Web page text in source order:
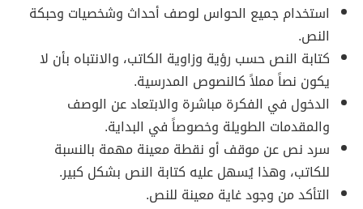
استخدام جميع الحواس لوصف أحداث وشخصيات وحبكة
النص.
كتابة النص حسب رؤية وزاوية الكاتب، والانتباه بأن لا
يكون نصاً مملاً كالنصوص المدرسية.
الدخول في الفكرة مباشرة والابتعاد عن الوصف
والمقدمات الطويلة وخصوصاً في البداية.
سرد نص عن موقف أو نقطة معينة مهمة بالنسبة
للكاتب، وهذا يُسهل عليه كتابة النص بشكل كبير.
التأكد من وجود غاية معينة للنص.